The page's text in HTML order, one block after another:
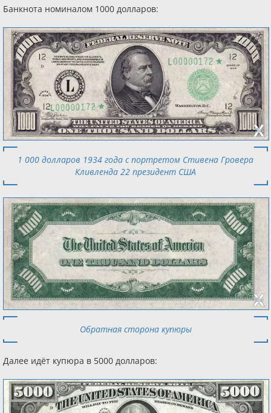
Банкнота номиналом 1000 долларов:
1 000 долларов 1934 года с портретом Стивена Гровера
Кливленда 22 президент США
Обратная сторона купюры
Далее идёт купюра в 5000 долларов: